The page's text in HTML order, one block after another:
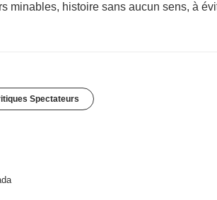
minables, histoire sans aucun sens, à
Spectateurs